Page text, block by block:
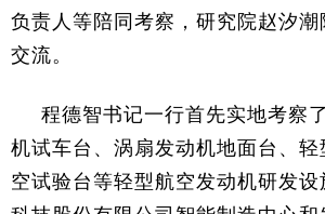
负责人等陪同考察，研究院赵汐
交流。
程德智书记一行首先实地考察
机试车台、涡扇发动机地面台、轻
空试验台等轻型航空发动机研发设